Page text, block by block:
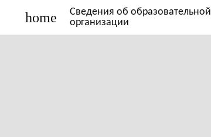
home
Сведения об образовательной
организации